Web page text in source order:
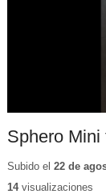
Sphero
Subido el 22 de
14visualizaciones